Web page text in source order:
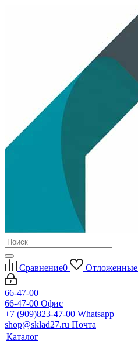
Сравнение0 Отложенные
66-47-00
66-47-00 Офис
+7 (909)823-47-00 Whatsapp
shop@sklad27.ru Почта
Каталог